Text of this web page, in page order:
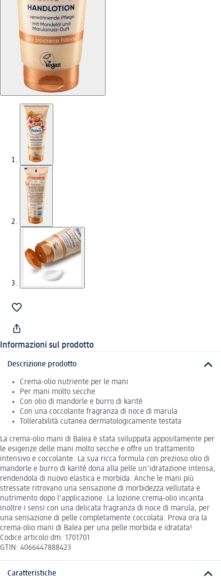
Informazioni sul prodotto
Descrizione prodotto
Crema-olio nutriente per le mani
Per mani molto secche
Con olio di mandorle e burro di karité
Con una coccolante fragranza di noce di marula
Tollerabilità cutanea dermatologicamente testata
La crema-olio mani di Balea è stata sviluppata appositamente per
le esigenze delle mani molto secche e offre un trattamento
intensivo e coccolante. La sua ricca formula con prezioso olio di
mandorle e burro di karité dona alla pelle un'idratazione intensa,
rendendola di nuovo elastica e morbida. Anche le mani più
stressate ritrovano una sensazione di morbidezza vellutata e
nutrimento dopo l'applicazione. La lozione crema-olio incanta
inoltre i sensi con una delicata fragranza di noce di marula, per
una sensazione di pelle completamente coccolata. Prova ora la
crema-olio mani di Balea per una pelle morbida e idratata!
Codice articolo dm: 1701701
GTIN: 4066447888423
Caratteristiche